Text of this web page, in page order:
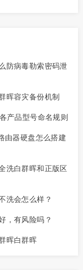
防病毒勒索密码泄
晖容灾备份机制
产品型号命名规则
由器硬盘怎么搭建
洗白群晖和正版区
洗会怎么样？
，有风险吗？
晖白群晖